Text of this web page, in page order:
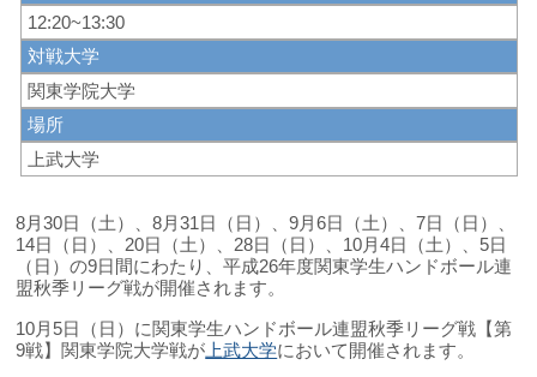
12:20~13:30
対戦大学
関東学院大学
場所
上武大学
8月30日（土）、8月31日（日）、9月6日（土）、7日（日）、
14日（日）、20日（土）、28日（日）、10月4日（土）、5日
（日）の9日間にわたり、平成26年度関東学生ハンドボール連
盟秋季リーグ戦が開催されます。
10月5日（日）に関東学生ハンドボール連盟秋季リーグ戦【第
9戦】関東学院大学戦が 上武大学において開催されます。